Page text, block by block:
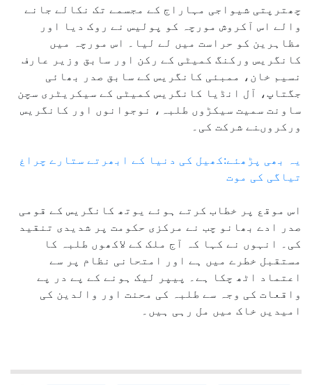
چھترپتی شیواجی مہاراج کے مجسمے تک نکالے جانے
والے اس آکروش مورچہ کو پولیس نے روک دیا اور
مظاہرین کو حراست میں لے لیا۔ اس مورچہ میں
کانگریس ورکنگ کمیٹی کے رکن اور سابق وزیر عارف
نسیم خان، ممبئی کانگریس کے سابق صدر بھائی
جگتاپ، آل انڈیا کانگریس کمیٹی کے سیکریٹری سچن
ساونت سمیت سیکڑوں طلبہ، نوجوانوں اور کانگریس
ورکروںنے شرکت کی۔
یہ بھی پڑھئے:کھیل کی دنیا کے ابھرتے ستارے چراغ
تیاگی کی موت
اس موقع پر خطاب کرتے ہوئے یوتھ کانگریس کے قومی
صدر ادے بھانو چب نے مرکزی حکومت پر شدیدی تنقید
کی۔ انہوں نے کہا کہ آج ملک کے لاکھوں طلبہ کا
مستقبل خطرے میں ہے اور امتحانی نظام پر سے
اعتماد اٹھ چکا ہے۔ پیپر لیک ہونے کے پے در پے
واقعات کی وجہ سے طلبہ کی محنت اور والدین کی
امیدیں خاک میں مل رہی ہیں۔